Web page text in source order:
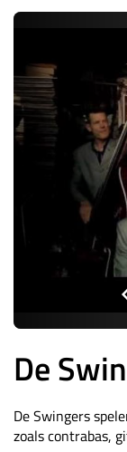
De
De Swingers
zoals contrabas,